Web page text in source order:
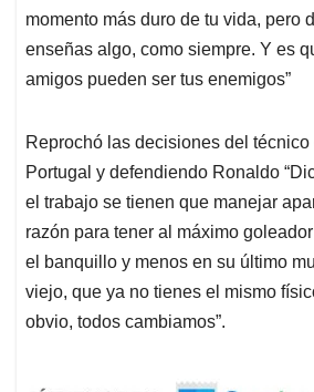
momento más duro de tu vida, pero
enseñas algo, como siempre. Y es
amigos pueden ser tus enemigos”
Reprochó las decisiones del
Portugal y defendiendo Ronaldo
el trabajo se tienen que manejar
razón para tener al máximo
el banquillo y menos en su último
viejo, que ya no tienes el mismo
obvio, todos cambiamos”.